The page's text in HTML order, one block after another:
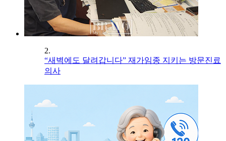
2.
“새벽에도 달려갑니다” 재가임종 지키는 방문진료
의사